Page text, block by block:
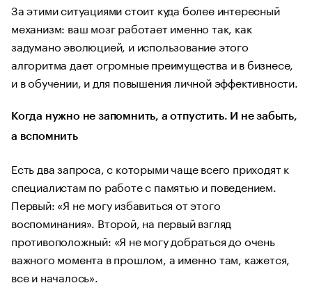
За этими ситуациями стоит куда более интересный
механизм: ваш мозг работает именно так, как
задумано эволюцией, и использование этого
алгоритма дает огромные преимущества и в бизнесе,
и в обучении, и для повышения личной эффективности.
Когда нужно не запомнить, а отпустить. И не забыть,
а вспомнить
Есть два запроса, с которыми чаще всего приходят к
специалистам по работе с памятью и поведением.
Первый: «Я не могу избавиться от этого
воспоминания». Второй, на первый взгляд
противоположный: «Я не могу добраться до очень
важного момента в прошлом, а именно там, кажется,
все и началось».